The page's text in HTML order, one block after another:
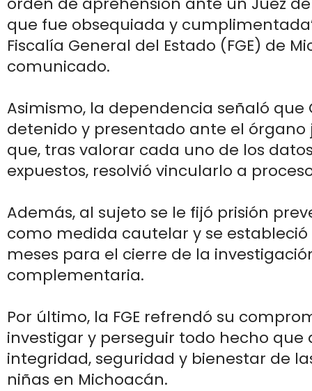
que fue obsequiada y
Fiscalía General del Estado (FGE) de
comunicado.
Asimismo, la dependencia señaló que
detenido y presentado ante el órgano
que, tras valorar cada uno de los
expuestos, resolvió vincularlo a
Además, al sujeto se le fijó prisión
como medida cautelar y se
meses para el cierre de la
complementaria.
Por último, la FGE refrendó su
investigar y perseguir todo hecho
integridad, seguridad y bienestar de
niñas en Michoacán.